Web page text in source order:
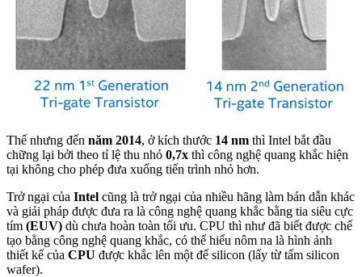
Thế nhưng đến năm 2014, ở kích thước 14 nm thì Intel bắt đầu
chững lại bởi theo tỉ lệ thu nhỏ 0,7x thì công nghệ quang khắc hiện
tại không cho phép đưa xuống tiến trình nhỏ hơn.
Trở ngại của Intel cũng là trở ngại của nhiều hãng làm bán dẫn khác
và giải pháp được đưa ra là công nghệ quang khắc bằng tia siêu cực
tím (EUV) dù chưa hoàn toàn tối ưu. CPU thì như đã biết được chế
tạo bằng công nghệ quang khắc, có thể hiểu nôm na là hình ảnh
thiết kế của CPU được khắc lên một đế silicon (lấy từ tấm silicon
wafer).